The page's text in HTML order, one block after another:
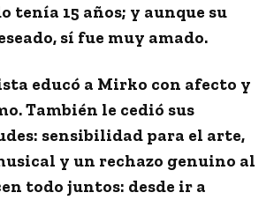
tenía 15 años; y aunque su
sí fue muy amado.
educó a Mirko con afecto y
También le cedió sus
sensibilidad para el arte,
y un rechazo genuino al
todo juntos: desde ir a